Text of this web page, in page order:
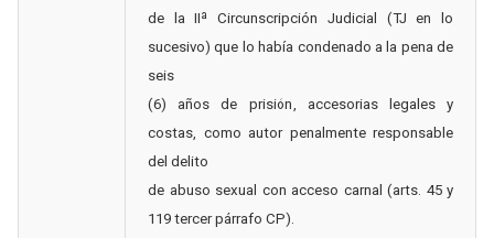
de la IIª Circunscripción Judicial (TJ en lo
sucesivo) que lo había condenado a la pena de
seis
(6) años de prisión, accesorias legales y
costas, como autor penalmente responsable
del delito
de abuso sexual con acceso carnal (arts. 45 y
119 tercer párrafo CP).